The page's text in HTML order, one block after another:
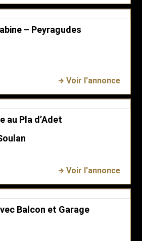
– Peyragudes
Voir l'annonce
au Pla d’Adet
Voir l'annonce
Balcon et Garage